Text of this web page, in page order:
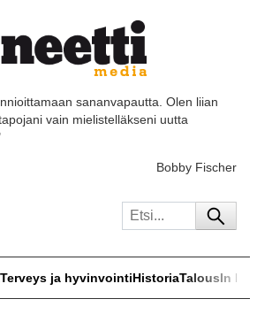
sananvapautta. Olen liian
vain mielistelläkseni uutta
Bobby Fischer
Terveys ja hyvinvointiHistoriaTalousIn